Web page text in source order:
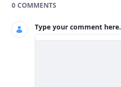
0 COMMENTS
Type your comment here.